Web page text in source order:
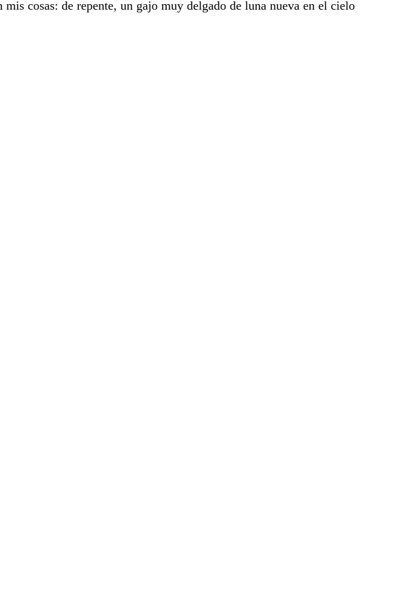
cosas: de repente, un gajo muy delgado de luna nueva en el cielo